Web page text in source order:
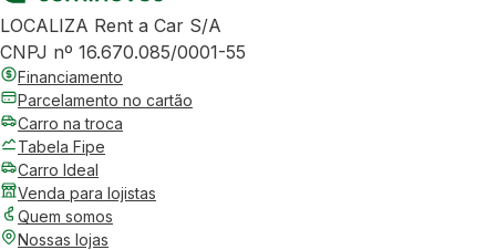
LOCALIZA Rent a Car S/A
CNPJ nº 16.670.085/0001-55
Financiamento
Parcelamento no cartão
Carro na troca
Tabela Fipe
Carro Ideal
Venda para lojistas
Quem somos
Nossas lojas